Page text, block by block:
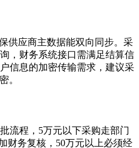
供应商主数据能双向同步。采
，财务系统接口需满足结算信
信息的加密传输需求，建议采
。
流程，5万元以下采购走部门
财务复核，50万元以上必须经